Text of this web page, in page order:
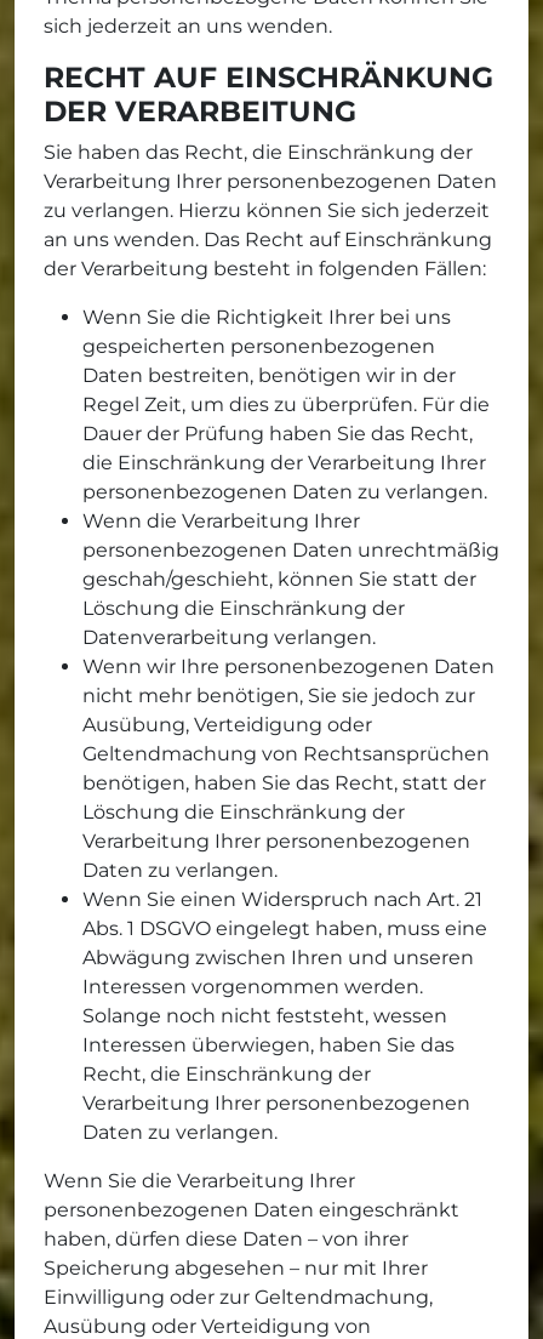
sich jederzeit an uns wenden.
RECHT AUF EINSCHRÄNKUNG
DER VERARBEITUNG
Sie haben das Recht, die Einschränkung der
Verarbeitung Ihrer personenbezogenen Daten
zu verlangen. Hierzu können Sie sich jederzeit
an uns wenden. Das Recht auf Einschränkung
der Verarbeitung besteht in folgenden Fällen:
Wenn Sie die Richtigkeit Ihrer bei uns
gespeicherten personenbezogenen
Daten bestreiten, benötigen wir in der
Regel Zeit, um dies zu überprüfen. Für die
Dauer der Prüfung haben Sie das Recht,
die Einschränkung der Verarbeitung Ihrer
personenbezogenen Daten zu verlangen.
Wenn die Verarbeitung Ihrer
personenbezogenen Daten unrechtmäßig
geschah/geschieht, können Sie statt der
Löschung die Einschränkung der
Datenverarbeitung verlangen.
Wenn wir Ihre personenbezogenen Daten
nicht mehr benötigen, Sie sie jedoch zur
Ausübung, Verteidigung oder
Geltendmachung von Rechtsansprüchen
benötigen, haben Sie das Recht, statt der
Löschung die Einschränkung der
Verarbeitung Ihrer personenbezogenen
Daten zu verlangen.
Wenn Sie einen Widerspruch nach Art. 21
Abs. 1 DSGVO eingelegt haben, muss eine
Abwägung zwischen Ihren und unseren
Interessen vorgenommen werden.
Solange noch nicht feststeht, wessen
Interessen überwiegen, haben Sie das
Recht, die Einschränkung der
Verarbeitung Ihrer personenbezogenen
Daten zu verlangen.
Wenn Sie die Verarbeitung Ihrer
personenbezogenen Daten eingeschränkt
haben, dürfen diese Daten – von ihrer
Speicherung abgesehen – nur mit Ihrer
Einwilligung oder zur Geltendmachung,
Ausübung oder Verteidigung von